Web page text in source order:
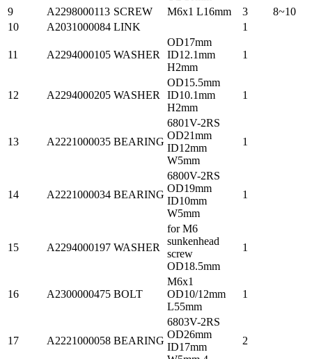
9 A2298000113 SCREW M6x1 L16mm 3
8~10
10
A2031000084 LINK 1
11 A2294000105 WASHER
OD17mm
ID12.1mm
H2mm
1
12 A2294000205 WASHER
OD15.5mm
ID10.1mm
H2mm
1
13 A2221000035 BEARING
6801V-2RS
OD21mm
ID12mm
W5mm
1
14 A2221000034 BEARING
6800V-2RS
OD19mm
ID10mm
W5mm
1
15 A2294000197 WASHER
for M6
sunkenhead
screw
OD18.5mm
1
16 A2300000475 BOLT
M6x1
OD10/12mm
L55mm
1
17 A2221000058 BEARING
6803V-2RS
OD26mm
ID17mm
2